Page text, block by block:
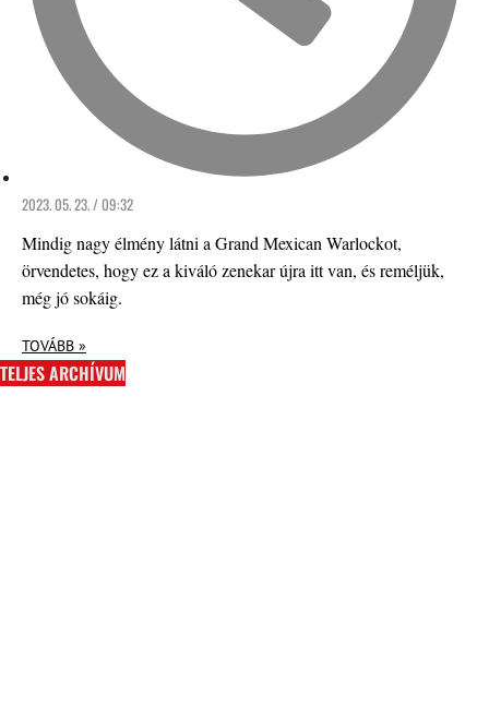
2023. 05. 23. / 09:32
Mindig nagy élmény látni a Grand Mexican Warlockot,
örvendetes, hogy ez a kiváló zenekar újra itt van, és reméljük,
még jó sokáig.
TOVÁBB »
TELJES ARCHÍVUM